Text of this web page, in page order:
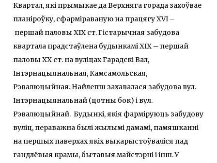
Квартал, які прымыкае да Верхняга горада захоўвае
планіроўку, сфарміраваную на працягу XVI –
першай паловы ХІХ ст. Гістарычная забудова
квартала прадстаўлена будынкамі ХІХ – першай
паловы ХХ ст. на вуліцах Гарадскі Вал,
Інтэрнацыянальная, Камсамольская,
Рэвалюцыйная. Найлепш захавалася забудова вул.
Інтэрнацыянальнай (цотны бок) і вул.
Рэвалюцыйнай. Будынкі, якія фарміруюць забудову
вуліц, пераважна былі жылымі дамамі, памяшканні
на першых паверхах якіх выкарыстоўваліся пад
гандлёвыя крамы, бытавыя майстэрні і інш. У